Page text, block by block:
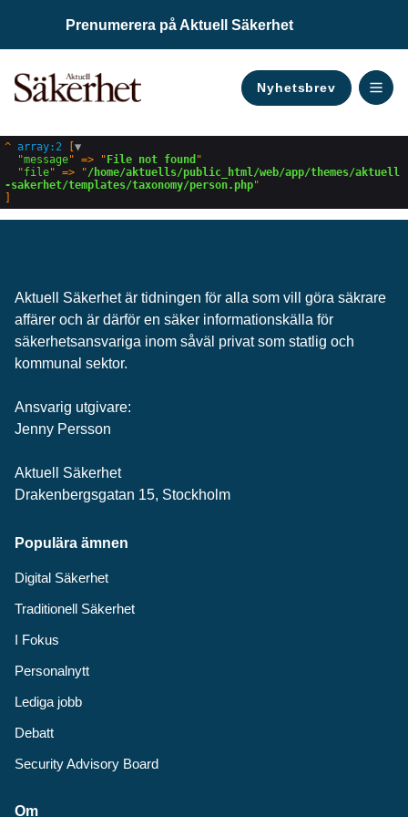
Prenumerera på Aktuell Säkerhet
Nyhetsbrev
Digital Säkerhet Traditionell Säkerhet
^ array:2
▼
  "
message" => " File not found "
  "
file" => "/home/aktuells/public_html/web/app/themes/aktuell
-sakerhet/templates/taxonomy/person.php
Aktuell Säkerhet är tidningen för alla som vill göra säkrare
affärer och är därför en säker informationskälla för
säkerhets­ansvariga inom såväl privat som statlig och
kommunal sektor.
Ansvarig utgivare:
Jenny Persson
Aktuell Säkerhet
Drakenbergsgatan 15, Stockholm
Populära ämnen
Digital Säkerhet
Traditionell Säkerhet
I Fokus
Personalnytt
Lediga jobb
Debatt
Security Advisory Board
Om